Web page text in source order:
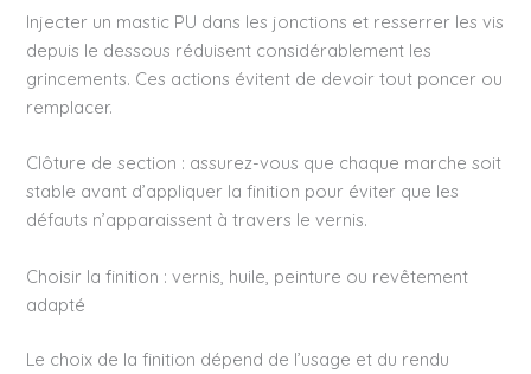
Injecter un mastic PU dans les jonctions et resserrer les vis
depuis le dessous réduisent considérablement les
grincements. Ces actions évitent de devoir tout poncer ou
remplacer.
Clôture de section : assurez-vous que chaque marche soit
stable avant d’appliquer la finition pour éviter que les
défauts n’apparaissent à travers le vernis.
Choisir la finition : vernis, huile, peinture ou revêtement
adapté
Le choix de la finition dépend de l’usage et du rendu